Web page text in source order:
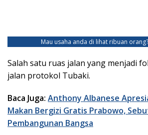
Mau usaha anda di lihat ribuan orang?
Salah satu ruas jalan yang menjadi
jalan protokol Tubaki.
Baca Juga: Anthony Albanese
Makan Bergizi Gratis Prabowo,
Pembangunan Bangsa